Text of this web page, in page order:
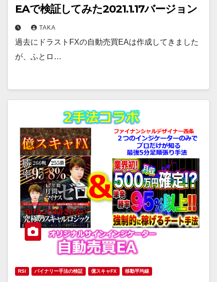
EAで検証してみた2021.1.17バージョン
TAKA
過去にドラストFXの自動売買EAは作成してきました
が、ふとロ…
RSI バイナリー手法の検証 億スキャFX 移動平均線